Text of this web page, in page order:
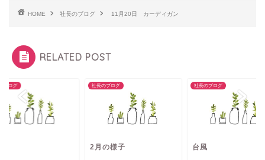
HOME 社長のブログ 11月20日 カーディガン
RELATED POST
ブログ 社長のブログ
2月の様子
社長のブログ
台風